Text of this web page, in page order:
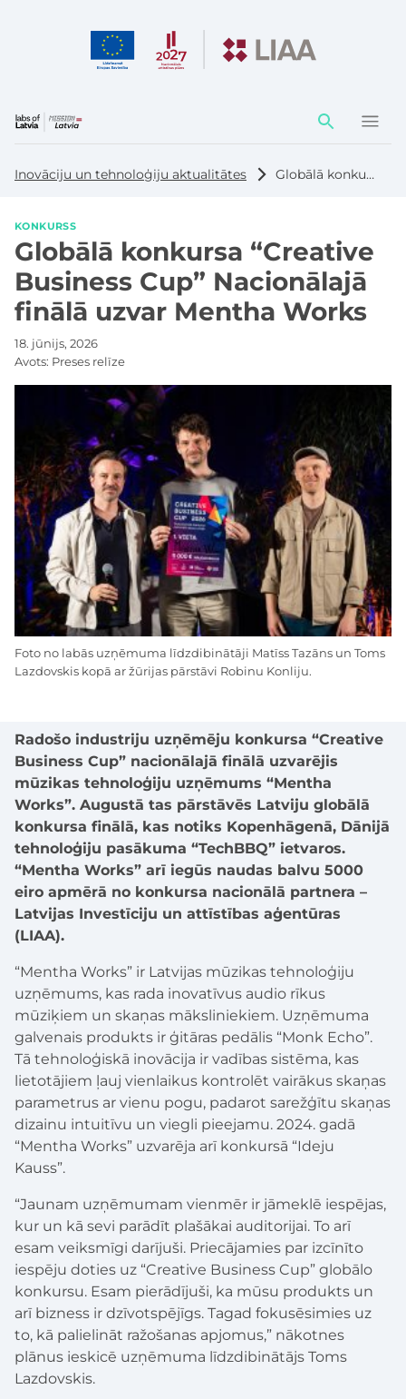
Darbības
elementi
Inovāciju un tehnoloģiju aktualitātes Globālā konkursa “Creative Business Cup” Nacionālajā finālā uzvar Mentha Works
KONKURSS
Globālā konkursa “Creative
Business Cup” Nacionālajā
finālā uzvar Mentha Works
18. jūnijs, 2026
Avots: Preses relīze
Radošo industriju uzņēmēju konkursa “Creative
Business Cup” nacionālajā finālā uzvarējis
mūzikas tehnoloģiju uzņēmums “Mentha
Works”. Augustā tas pārstāvēs Latviju globālā
konkursa finālā, kas notiks Kopenhāgenā, Dānijā
tehnoloģiju pasākuma “TechBBQ” ietvaros.
“Mentha Works” arī iegūs naudas balvu 5000
eiro apmērā no konkursa nacionālā partnera –
Latvijas Investīciju un attīstības aģentūras
(LIAA).
“Mentha Works” ir Latvijas mūzikas tehnoloģiju
uzņēmums, kas rada inovatīvus audio rīkus
mūziķiem un skaņas māksliniekiem. Uzņēmuma
galvenais produkts ir ģitāras pedālis “Monk Echo”.
Tā tehnoloģiskā inovācija ir vadības sistēma, kas
lietotājiem ļauj vienlaikus kontrolēt vairākus skaņas
parametrus ar vienu pogu, padarot sarežģītu skaņas
dizainu intuitīvu un viegli pieejamu. 2024. gadā
“Mentha Works” uzvarēja arī konkursā “Ideju
Kauss”.
“Jaunam uzņēmumam vienmēr ir jāmeklē iespējas,
kur un kā sevi parādīt plašākai auditorijai. To arī
esam veiksmīgi darījuši. Priecājamies par izcīnīto
iespēju doties uz “Creative Business Cup” globālo
konkursu. Esam pierādījuši, ka mūsu produkts un
arī bizness ir dzīvotspējīgs. Tagad fokusēsimies uz
to, kā palielināt ražošanas apjomus,” nākotnes
plānus ieskicē uzņēmuma līdzdibinātājs Toms
Lazdovskis.
Foto no labās uzņēmuma līdzdibinātāji Matīss Tazāns un Toms
Lazdovskis kopā ar žūrijas pārstāvi Robinu Konliju.